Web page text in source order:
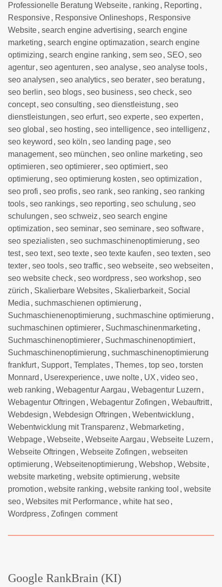
Professionelle Beratung Webseite, ranking , Reporting ,
Responsive, Responsive Onlineshops, Responsive
Website, search engine advertising , search engine
marketing , search engine optimazation , search engine
optimizing , search engine ranking , sem seo, SEO, seo
agentur, seo agenturen , seo analyse, seo analyse tools,
seo analysen , seo analytics, seo berater, seo beratung ,
seo berlin , seo blogs, seo business, seo check, seo
concept, seo consulting , seo dienstleistung , seo
dienstleistungen , seo erfurt, seo experte, seo experten ,
seo global , seo hosting , seo intelligence, seo intelligenz ,
seo keyword , seo köln , seo landing page, seo
management, seo münchen , seo online marketing , seo
optimieren , seo optimierer, seo optimiert, seo
optimierung , seo optimierung kosten , seo optimization ,
seo profi , seo profis, seo rank, seo ranking , seo ranking
tools, seo rankings, seo reporting , seo schulung , seo
schulungen , seo schweiz , seo search engine
optimization , seo seminar, seo seminare, seo software,
seo spezialisten , seo suchmaschinenoptimierung , seo
test, seo text, seo texte, seo texte kaufen , seo texten , seo
texter, seo tools, seo traffic, seo webseite, seo webseiten ,
seo website check, seo wordpress, seo workshop, seo
zürich , Skalierbare Websites, Skalierbarkeit, Social
Media , suchmaschienen optimierung ,
Suchmaschienenoptimierung , suchmaschine optimierung ,
suchmaschinen optimierer, Suchmaschinenmarketing ,
Suchmaschinenoptimierer, Suchmaschinenoptimiert,
Suchmaschinenoptimierung , suchmaschinenoptimierung
frankfurt, Support, Templates, Themes, top seo, torsten
Monnard , Userexperience, uwe nolte, UX , video seo,
web ranking , Webagentur Aargau , Webagentur Luzern ,
Webagentur Oftringen , Webagentur Zofingen , Webauftritt,
Webdesign , Webdesign Oftringen , Webentwicklung ,
Webentwicklung mit Transparenz , Webmarketing ,
Webpage, Webseite, Webseite Aargau , Webseite Luzern ,
Webseite Oftringen , Webseite Zofingen , webseiten
optimierung , Webseitenoptimierung , Webshop, Website,
website marketing , website optimierung , website
promotion , website ranking , website ranking tool , website
seo, Websites mit Performance, white hat seo,
Wordpress, Zofingen comment
Google RankBrain (KI)